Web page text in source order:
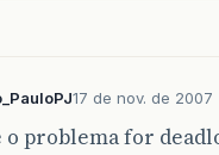
17 de nov. de 2007
o problema for